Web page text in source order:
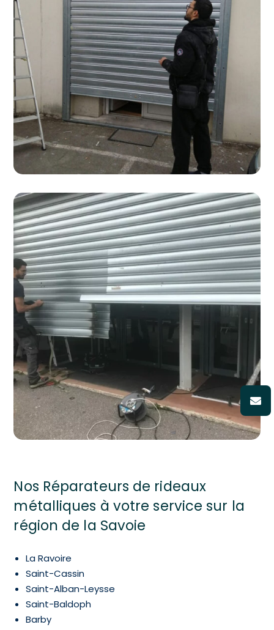
Nos Réparateurs de rideaux
métalliques à votre service sur la
région de la Savoie
La Ravoire
Saint-Cassin
Saint-Alban-Leysse
Saint-Baldoph
Barby